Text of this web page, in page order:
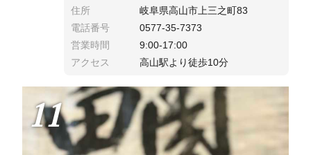
住所
岐阜県高山市上三之町83
電話番号
0577-35-7373
営業時間
9:00-17:00
アクセス
高山駅より徒歩10分
11